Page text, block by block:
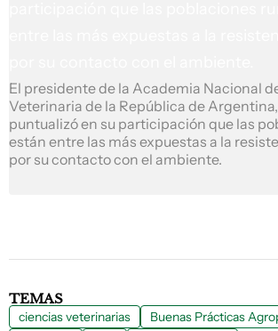
El presidente de la Academia Nacional
Veterinaria de la República de
puntualizó en su participación que las
están entre las más expuestas a la
por su contacto con el ambiente.
TEMAS
ciencias veterinarias
Buenas Prácticas